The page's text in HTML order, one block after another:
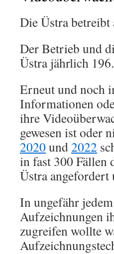
Die Üstra
Der Betrieb und
Üstra jährlich
Erneut und noch
Informationen
ihre
gewesen ist oder
2020und2022
in fast 300 Fällen
Üstra angefordert
In ungefähr
Aufzeichnungen
zugreifen wollte